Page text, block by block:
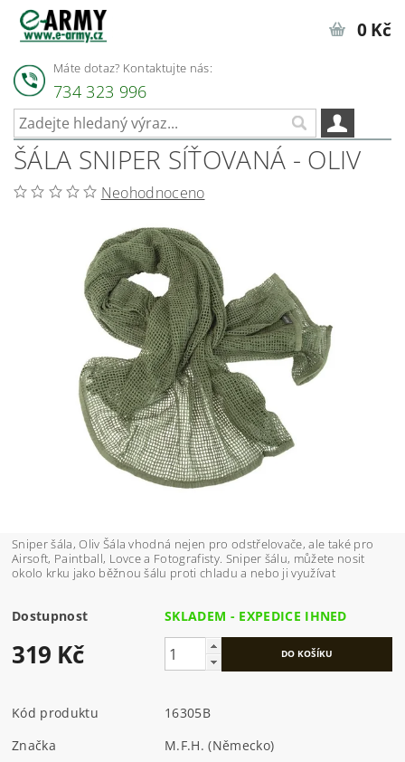
Máte dotaz? Kontaktujte nás:
734 323 996
0 Kč
ŠÁLA SNIPER SÍŤOVANÁ - OLIV
Neohodnoceno
Sniper šála, Oliv Šála vhodná nejen pro odstřelovače, ale také pro
Airsoft, Paintball, Lovce a Fotografisty. Sniper šálu, můžete nosit
okolo krku jako běžnou šálu proti chladu a nebo ji využívat
Dostupnost SKLADEM - EXPEDICE IHNED
319 Kč
Kód produktu
16305B
Značka
M.F.H. (Německo)